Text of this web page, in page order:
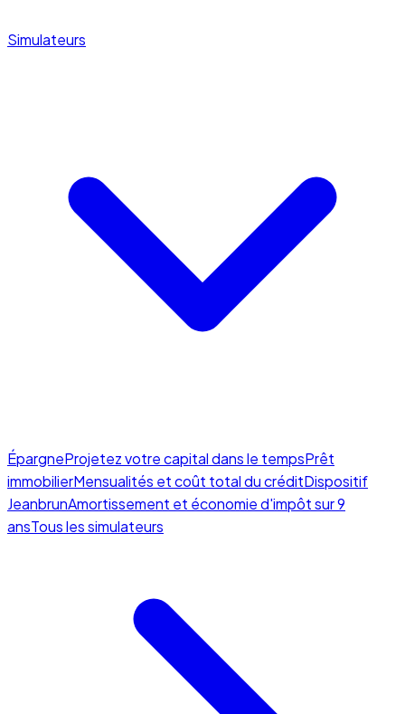
Simulateurs
ÉpargneProjetez votre capital dans le tempsPrêt
immobilierMensualités et coût total du créditDispositif
JeanbrunAmortissement et économie d'impôt sur 9
ansTous les simulateurs